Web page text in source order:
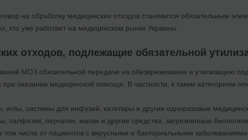
на обработку медицинских отходов становится обязательным
кто уже работает на медицинском рынке Украины.
отходов, подлежащие обязательной
МОЗ обязательной передаче на обезвреживание и утилизацию
оказании медицинской помощи. В частности, к таким категориям
иглы, системы для инфузий, катетеры и другие одноразовые
салфетки, перчатки, маски и другие средства, загрязненные
числе от пациентов с вирусными и бактериальными